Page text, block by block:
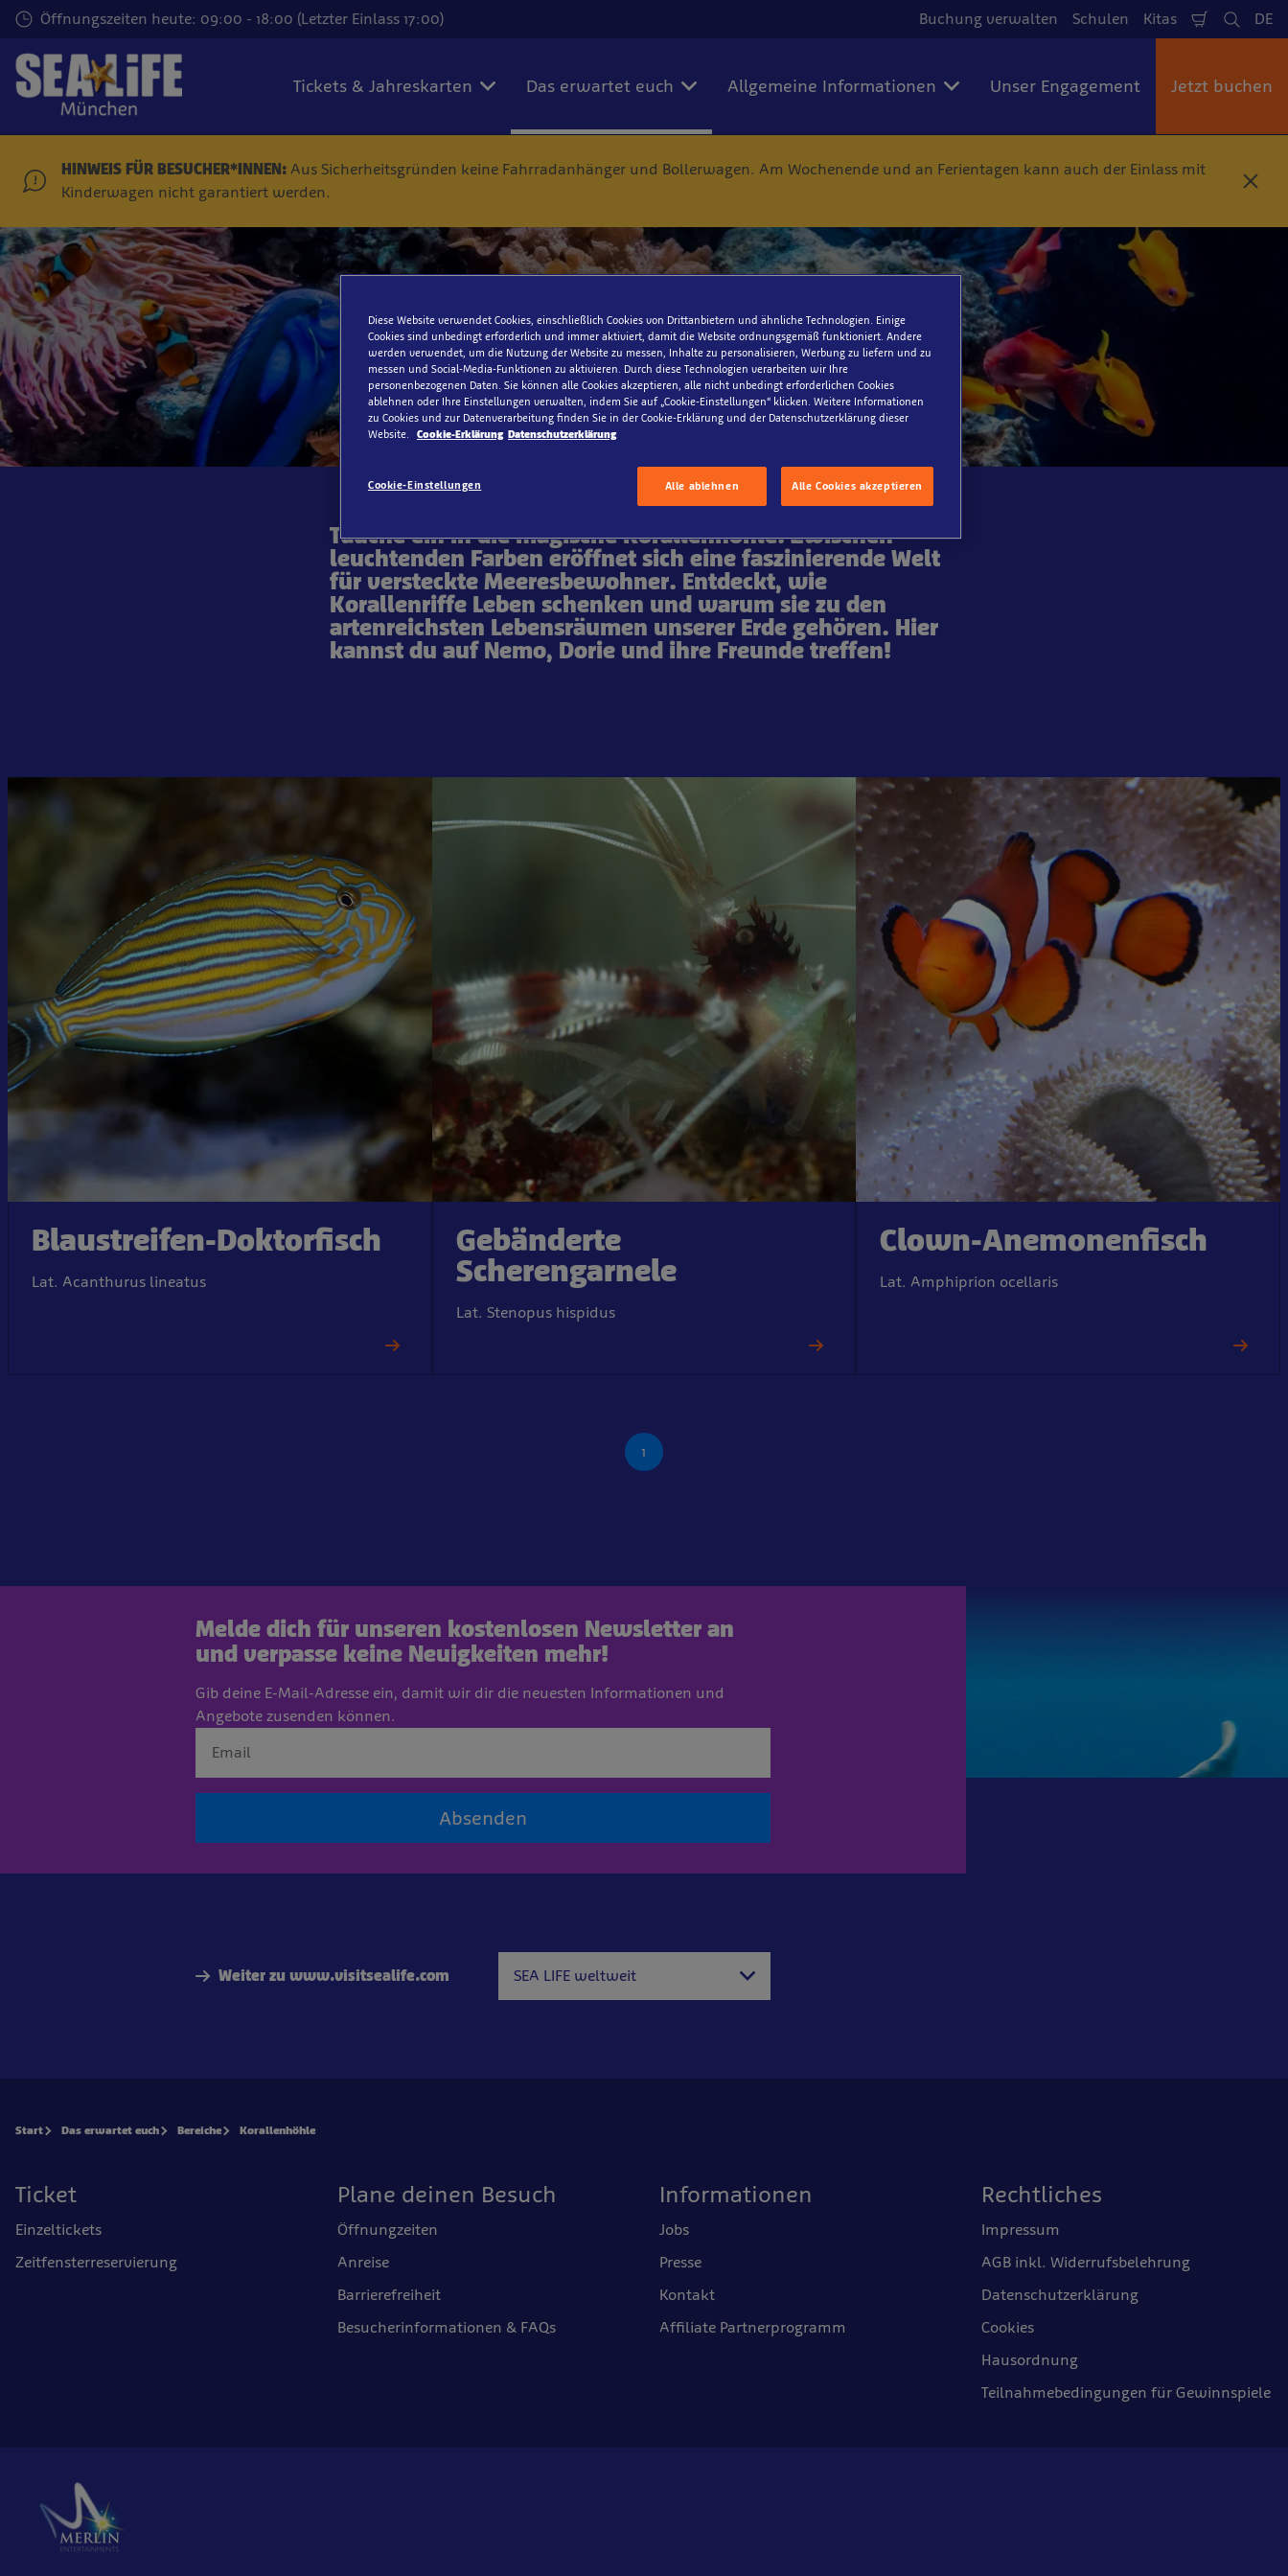
Zum
Hauptinhalt
springen
Öffnungszeiten heute: 09:00 - 18:00 (Letzter Einlass 17:00) Buchung verwalten Schulen Kitas Warenkorb
Suche
DE
Tickets & Jahreskarten Das erwartet euch Allgemeine Informationen Unser Engagement Jetzt buchen
HINWEIS FÜR BESUCHER*INNEN: Aus Sicherheitsgründen keine Fahrradanhänger und Bollerwagen. Am Wochenende und an Ferientagen kann auch der Einlass mit
Kinderwagen nicht garantiert werden.
S
h
Korallenhöhle
Tauche ein in die magische Korallenhöhle! Zwischen
leuchtenden Farben eröffnet sich eine faszinierende Welt
für versteckte Meeresbewohner. Entdeckt, wie
Korallenriffe Leben schenken und warum sie zu den
artenreichsten Lebensräumen unserer Erde gehören. Hier
kannst du auf Nemo, Dorie und ihre Freunde treffen!
Blaustreifen-Doktorfisch
Lat. Acanthurus lineatus
Gebänderte
Scherengarnele
Lat. Stenopus hispidus
Clown-Anemonenfisch
Lat. Amphiprion ocellaris
1
Melde dich für unseren kostenlosen Newsletter an
und verpasse keine Neuigkeiten mehr!
Gib deine E-Mail-Adresse ein, damit wir dir die neuesten Informationen und
Angebote zusenden können.
Absenden
Weiter zu www.visitsealife.com SEA LIFE weltweit
Start Das erwartet euch Bereiche Korallenhöhle
Ticket
Einzeltickets
Zeitfensterreservierung
Plane deinen Besuch
Öffnungzeiten
Anreise
Barrierefreiheit
Besucherinformationen & FAQs
Informationen
Jobs
Presse
Kontakt
Affiliate Partnerprogramm
Rechtliches
Impressum
AGB inkl. Widerrufsbelehrung
Datenschutzerklärung
Cookies
Hausordnung
Teilnahmebedingungen für Gewinnspiele
Diese Website verwendet Cookies, einschließlich Cookies von Drittanbietern und ähnliche Technologien. Einige
Cookies sind unbedingt erforderlich und immer aktiviert, damit die Website ordnungsgemäß funktioniert. Andere
werden verwendet, um die Nutzung der Website zu messen, Inhalte zu personalisieren, Werbung zu liefern und zu
messen und Social-Media-Funktionen zu aktivieren. Durch diese Technologien verarbeiten wir Ihre
personenbezogenen Daten. Sie können alle Cookies akzeptieren, alle nicht unbedingt erforderlichen Cookies
ablehnen oder Ihre Einstellungen verwalten, indem Sie auf „Cookie-Einstellungen“ klicken. Weitere Informationen
zu Cookies und zur Datenverarbeitung finden Sie in der Cookie-Erklärung und der Datenschutzerklärung dieser
Website.
Cookie-Erklärung Datenschutzerklärung
Cookie-Einstellungen Alle ablehnen Alle Cookies akzeptieren